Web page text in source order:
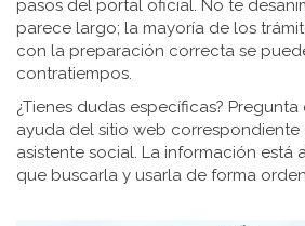
pasos del portal oficial. No te
parece largo; la mayoría de los
con la preparación correcta se
contratiempos.
¿Tienes dudas específicas?
ayuda del sitio web
asistente social. La información está
que buscarla y usarla de forma